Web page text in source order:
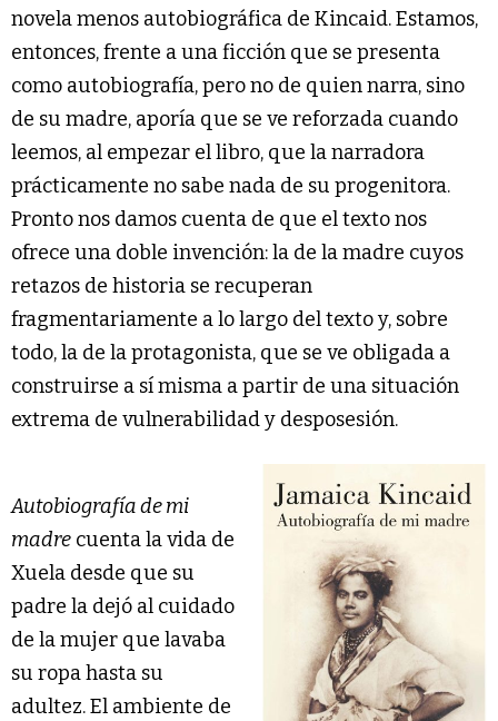
novela menos autobiográfica de Kincaid. Estamos,
entonces, frente a una ficción que se presenta
como autobiografía, pero no de quien narra, sino
de su madre, aporía que se ve reforzada cuando
leemos, al empezar el libro, que la narradora
prácticamente no sabe nada de su progenitora.
Pronto nos damos cuenta de que el texto nos
ofrece una doble invención: la de la madre cuyos
retazos de historia se recuperan
fragmentariamente a lo largo del texto y, sobre
todo, la de la protagonista, que se ve obligada a
construirse a sí misma a partir de una situación
extrema de vulnerabilidad y desposesión.
Autobiografía de mi
madre cuenta la vida de
Xuela desde que su
padre la dejó al cuidado
de la mujer que lavaba
su ropa hasta su
adultez. El ambiente de